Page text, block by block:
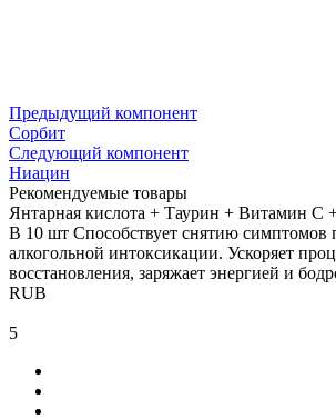
Предыдущий компонент
Сорбит
Следующий компонент
Ниацин
Рекомендуемые товары
Янтарная кислота + Таурин + Витамин
В 10 шт Способствует снятию симптомов
алкогольной интоксикации. Ускоряет
восстановления, заряжает энергией и
RUB
5